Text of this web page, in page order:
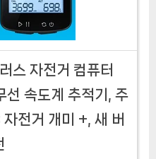
스 자전거 컴퓨터
선 속도계 추적기, 주
전거 개미 +, 새 버